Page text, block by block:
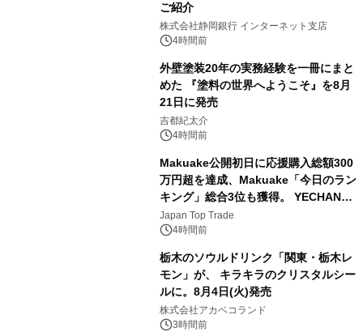
ご紹介
株式会社静岡銀行 インターネット支店
4時間前
外壁塗装20年の実務経験を一冊にまと
めた 『塗料の世界へようこそ』を8月
21日に発売
吉都紀太介
4時間前
Makuake公開初日に応援購入総額300
万円超を達成、Makuake「今日のラン
キング」総合3位も獲得。 YECHAN音
浴シンギングボウル第2弾の大型サイ
ズ（XL・2XL・3XL）を先行販売中
Japan Top Trade
4時間前
栃木のソウルドリンク「関東・栃木レ
モン」が、 キラキラのクリスタルシー
ルに。8月4日(火)発売
株式会社アカベコランド
3時間前